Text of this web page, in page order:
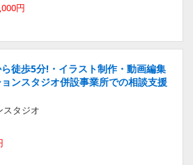
円
徒歩5分!・イラスト制作・動画編集
ンスタジオ併設事業所での相談支援
スタジオ